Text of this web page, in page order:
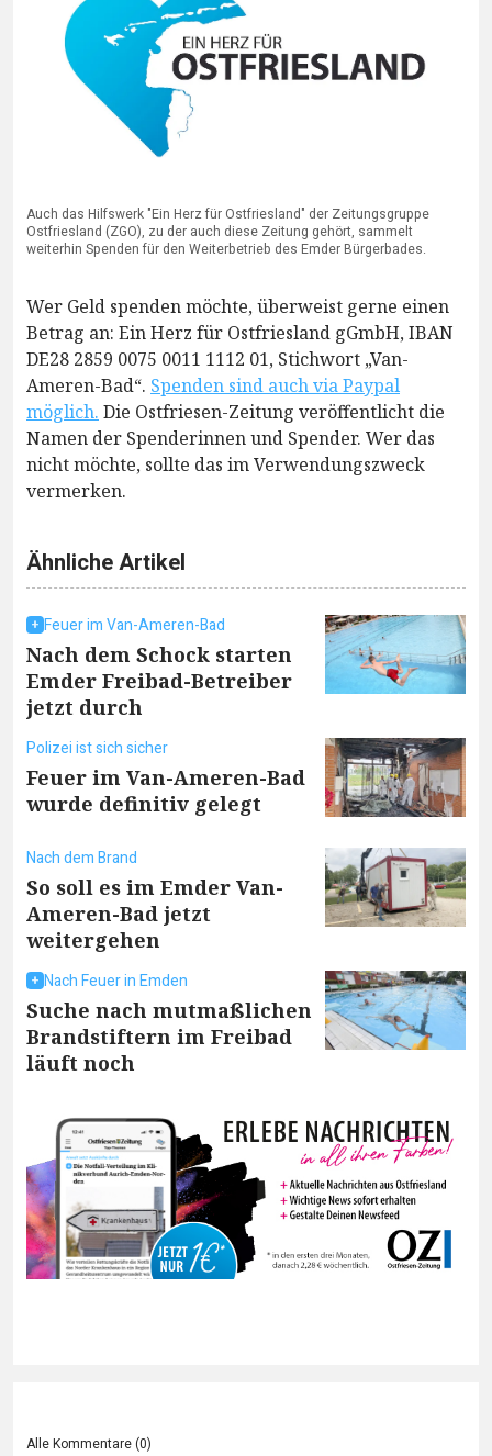
Auch das Hilfswerk "Ein Herz für Ostfriesland" der Zeitungsgruppe
Ostfriesland (ZGO), zu der auch diese Zeitung gehört, sammelt
weiterhin Spenden für den Weiterbetrieb des Emder Bürgerbades.
Wer Geld spenden möchte, überweist gerne einen
Betrag an: Ein Herz für Ostfriesland gGmbH, IBAN
DE28 2859 0075 0011 1112 01, Stichwort „Van-
Ameren-Bad“. Spenden sind auch via Paypal
möglich. Die Ostfriesen-Zeitung veröffentlicht die
Namen der Spenderinnen und Spender. Wer das
nicht möchte, sollte das im Verwendungszweck
vermerken.
Ähnliche Artikel
Feuer im Van-Ameren-Bad
Nach dem Schock starten
Emder Freibad-Betreiber
jetzt durch
Polizei ist sich sicher
Feuer im Van-Ameren-Bad
wurde definitiv gelegt
Nach dem Brand
So soll es im Emder Van-
Ameren-Bad jetzt
weitergehen
Nach Feuer in Emden
Suche nach mutmaßlichen
Brandstiftern im Freibad
läuft noch
Alle Kommentare (0)